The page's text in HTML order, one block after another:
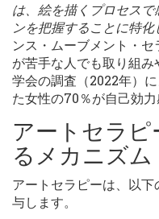
は、絵を描くプロセス
ンを把握することに特
ンス・ムーブメント・
が苦手な人でも取り組
学会の調査（2022年）
た女性の70％が自己効力
アートセラピ
るメカニズム
アートセラピーは、以
与します。